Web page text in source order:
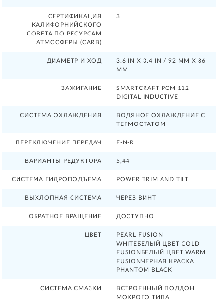
СЕРТИФИКАЦИЯ
КАЛИФОРНИЙСКОГО
СОВЕТА ПО РЕСУРСАМ
АТМОСФЕРЫ (CARB)
3
ДИАМЕТР И ХОД
3.6 IN X 3.4 IN / 92 MM X 86
MM
ЗАЖИГАНИЕ
SMARTCRAFT PCM 112
DIGITAL INDUCTIVE
СИСТЕМА ОХЛАЖДЕНИЯ
ВОДЯНОЕ ОХЛАЖДЕНИЕ С
ТЕРМОСТАТОМ
ПЕРЕКЛЮЧЕНИЕ ПЕРЕДАЧ F-N-R
ВАРИАНТЫ РЕДУКТОРА 5,44
СИСТЕМА ГИДРОПОДЪЕМА POWER TRIM AND TILT
ВЫХЛОПНАЯ СИСТЕМА ЧЕРЕЗ ВИНТ
ОБРАТНОЕ ВРАЩЕНИЕ ДОСТУПНО
ЦВЕТ
PEARL FUSION
WHITEБЕЛЫЙ ЦВЕТ COLD
FUSIONБЕЛЫЙ ЦВЕТ WARM
FUSIONЧЕРНАЯ КРАСКА
PHANTOM BLACK
СИСТЕМА СМАЗКИ
ВСТРОЕННЫЙ ПОДДОН
МОКРОГО ТИПА